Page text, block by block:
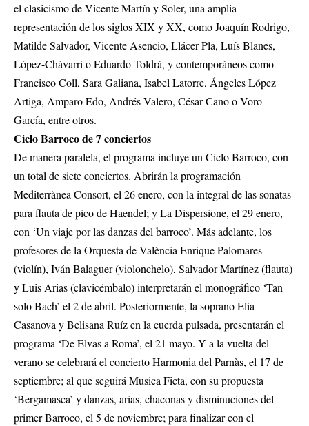
el clasicismo de Vicente Martín y Soler, una amplia
representación de los siglos XIX y XX, como Joaquín Rodrigo,
Matilde Salvador, Vicente Asencio, Llácer Pla, Luís Blanes,
López-Chávarri o Eduardo Toldrá, y contemporáneos como
Francisco Coll, Sara Galiana, Isabel Latorre, Ángeles López
Artiga, Amparo Edo, Andrés Valero, César Cano o Voro
García, entre otros.
Ciclo Barroco de 7 conciertos
De manera paralela, el programa incluye un Ciclo Barroco, con
un total de siete conciertos. Abrirán la programación
Mediterrànea Consort, el 26 enero, con la integral de las sonatas
para flauta de pico de Haendel; y La Dispersione, el 29 enero,
con ‘Un viaje por las danzas del barroco’. Más adelante, los
profesores de la Orquesta de València Enrique Palomares
(violín), Iván Balaguer (violonchelo), Salvador Martínez (flauta)
y Luis Arias (clavicémbalo) interpretarán el monográfico ‘Tan
solo Bach’ el 2 de abril. Posteriormente, la soprano Elia
Casanova y Belisana Ruíz en la cuerda pulsada, presentarán el
programa ‘De Elvas a Roma’, el 21 mayo. Y a la vuelta del
verano se celebrará el concierto Harmonia del Parnàs, el 17 de
septiembre; al que seguirá Musica Ficta, con su propuesta
‘Bergamasca’ y danzas, arias, chaconas y disminuciones del
primer Barroco, el 5 de noviembre; para finalizar con el